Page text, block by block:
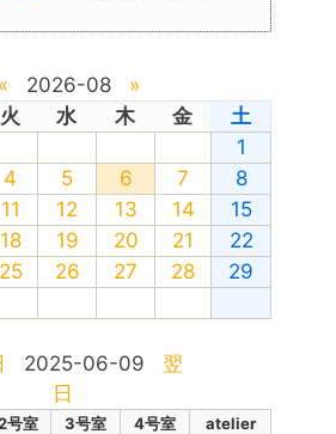
« 2026-08
»
火 水 木 金
土
1
4 5 6 7
8
11 12 13 14
15
18 19 20 21
22
25 26 27 28
29
2025-06-09
翌
日
号室 3号室 4号室
atelier